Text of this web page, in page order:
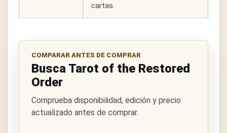
cartas.
COMPARAR ANTES DE COMPRAR
Busca Tarot of the Restored
Order
Comprueba disponibilidad, edición y precio
actualizado antes de comprar.